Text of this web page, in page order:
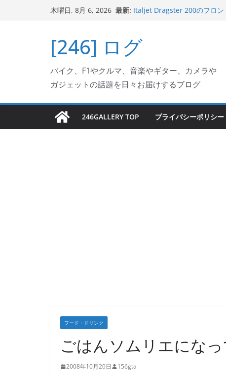
キ
プ
木曜日, 8月 6, 2026 最新: フェクターが返礼品でもらえ
Italjet Dragster 200が納車完
ホルダー付けて、ガラスコー
Ken Block 逝去
[246] ログ
バイク、F1やクルマ、音楽やギター、カメラや
ガジェットの話題を日々お届けするブログ
246GALLERY TOP プライバシーポリシー
フード・ドリンク
ごはんソムリエにな
2008年10月20日 156gta